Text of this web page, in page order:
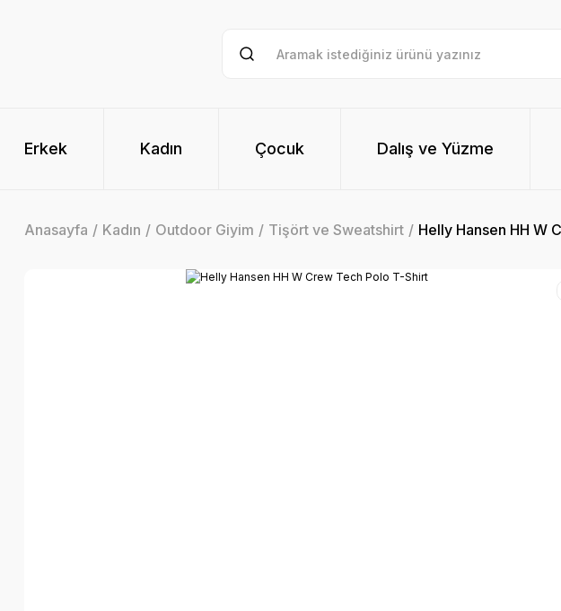
Erkek Kadın Çocuk Dalış ve Yüzme
Anasayfa Kadın Outdoor Giyim Tişört ve Sweatshirt Helly Hansen HH W